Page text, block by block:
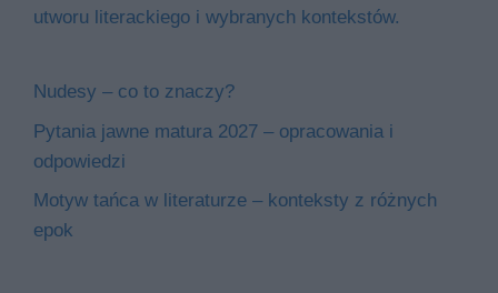
utworu literackiego i wybranych kontekstów.
Nudesy – co to znaczy?
Pytania jawne matura 2027 – opracowania i
odpowiedzi
Motyw tańca w literaturze – konteksty z różnych
epok